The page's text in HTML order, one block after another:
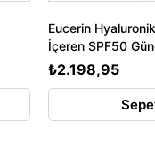
Eucerin
İçeren SPF50
Losyon 150ML
₺2.198,95